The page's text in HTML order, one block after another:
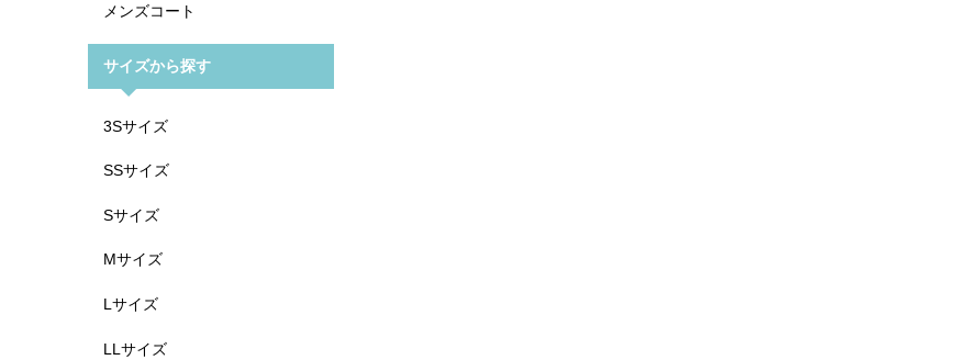
メンズコート
サイズから探す
3Sサイズ
SSサイズ
Sサイズ
Mサイズ
Lサイズ
LLサイズ